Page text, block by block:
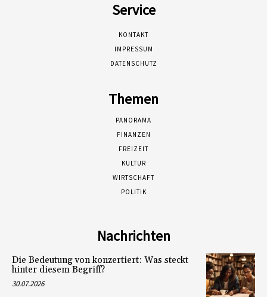
Service
KONTAKT
IMPRESSUM
DATENSCHUTZ
Themen
PANORAMA
FINANZEN
FREIZEIT
KULTUR
WIRTSCHAFT
POLITIK
Nachrichten
Die Bedeutung von konzertiert: Was steckt
hinter diesem Begriff?
30.07.2026